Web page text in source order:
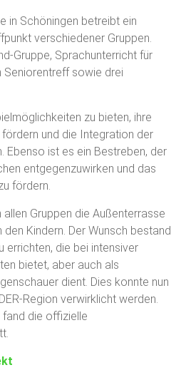
in Schöningen betreibt ein
verschiedener Gruppen.
Gruppe, Sprachunterricht für
Seniorentreff sowie drei
zu bieten, ihre
und die Integration der
Ebenso ist es ein Bestreben, der
entgegenzuwirken und das
fördern.
Gruppen die Außenterrasse
Kindern. Der Wunsch bestand
errichten, die bei intensiver
bietet, aber auch als
dient. Dies konnte nun
Region verwirklicht werden.
die offizielle